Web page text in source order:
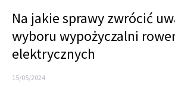
Na jakie sprawy zwrócić
wyboru wypożyczalni
elektrycznych
15/05/2024